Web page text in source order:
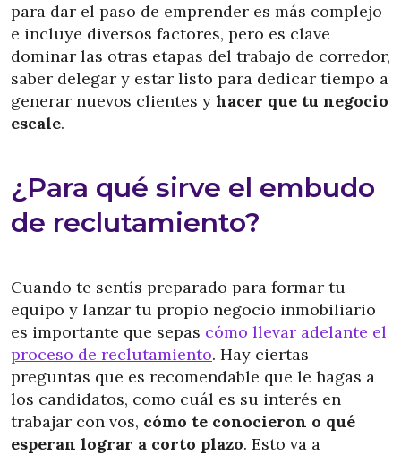
para dar el paso de emprender es más complejo
e incluye diversos factores, pero es clave
dominar las otras etapas del trabajo de corredor,
saber delegar y estar listo para dedicar tiempo a
generar nuevos clientes y hacer que tu negocio
escale.
¿Para qué sirve el embudo
de reclutamiento?
Cuando te sentís preparado para formar tu
equipo y lanzar tu propio negocio inmobiliario
es importante que sepas cómo llevar adelante el
proceso de reclutamiento. Hay ciertas
preguntas que es recomendable que le hagas a
los candidatos, como cuál es su interés en
trabajar con vos, cómo te conocieron o qué
esperan lograr a corto plazo. Esto va a